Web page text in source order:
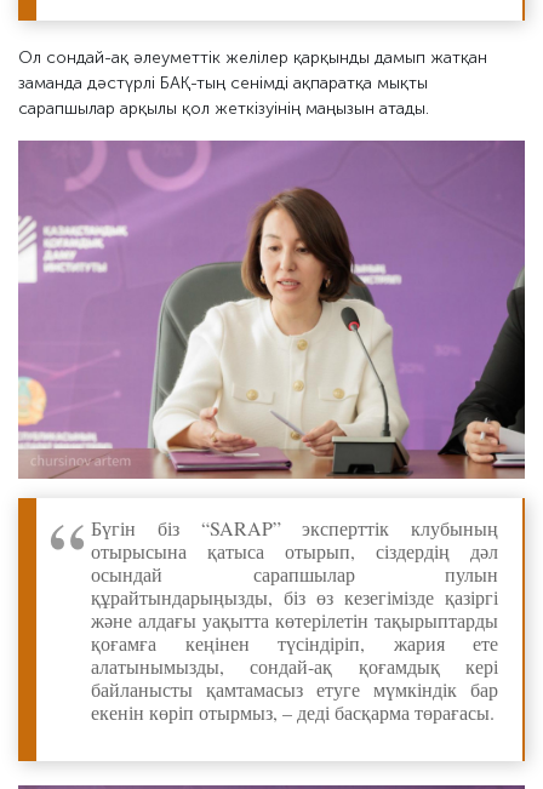
Ол сондай-ақ әлеуметтік желілер қарқынды дамып жатқан
заманда дәстүрлі БАҚ-тың сенімді ақпаратқа мықты
сарапшылар арқылы қол жеткізуінің маңызын атады.
Бүгін біз “SARAP” эксперттік клубының
отырысына қатыса отырып, сіздердің дәл
осындай сарапшылар пулын
құрайтындарыңызды, біз өз кезегімізде қазіргі
және алдағы уақытта көтерілетін тақырыптарды
қоғамға кеңінен түсіндіріп, жария ете
алатынымызды, сондай-ақ қоғамдық кері
байланысты қамтамасыз етуге мүмкіндік бар
екенін көріп отырмыз, – деді басқарма төрағасы.